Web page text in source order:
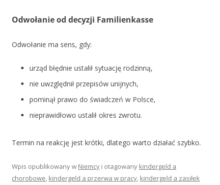
Odwołanie od decyzji Familienkasse
Odwołanie ma sens, gdy:
urząd błędnie ustalił sytuację rodzinną,
nie uwzględnił przepisów unijnych,
pominął prawo do świadczeń w Polsce,
nieprawidłowo ustalił okres zwrotu.
Termin na reakcję jest krótki, dlatego warto działać szybko.
Wpis opublikowany w Niemcy i otagowany kindergeld a
chorobowe, kindergeld a przerwa w pracy, kindergeld a zasiłek